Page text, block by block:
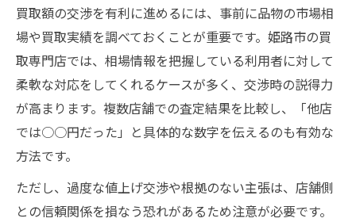
買取額の交渉を有利に進めるには、事前に品物の市場相
場や買取実績を調べておくことが重要です。姫路市の買
取専門店では、相場情報を把握している利用者に対して
柔軟な対応をしてくれるケースが多く、交渉時の説得力
が高まります。複数店舗での査定結果を比較し、「他店
では○○円だった」と具体的な数字を伝えるのも有効な
方法です。
ただし、過度な値上げ交渉や根拠のない主張は、店舗側
との信頼関係を損なう恐れがあるため注意が必要です。